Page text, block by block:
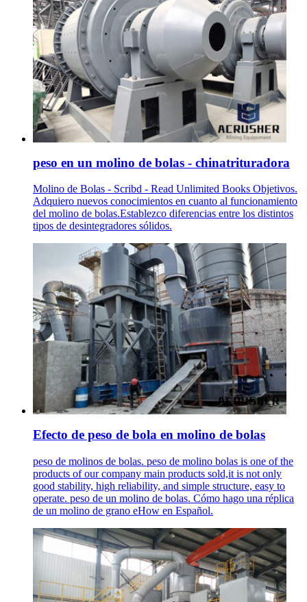
peso en un molino de bolas - chinatrituradora
Molino de Bolas - Scribd - Read Unlimited Books Objetivos.
Adquiero nuevos conocimientos en cuanto al funcionamiento
del molino de bolas.Establezco diferencias entre los distintos
tipos de desintegradores sólidos.
Efecto de peso de bola en molino de bolas
peso de molinos de bolas. peso de molino bolas is one of the
products of our company main products sold,it is not only
good stability, high reliability, and simple structure, easy to
operate. peso de un molino de bolas. Cómo hago una réplica
de un molino de grano eHow en Español.